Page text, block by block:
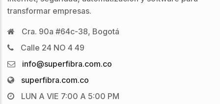
transformar empresas.
Cra. 90a #64c-38, Bogotá
Calle 24 NO 4 49
info@superfibra.com.co
superfibra.com.co
LUN A VIE 7:00 A 5:00 PM